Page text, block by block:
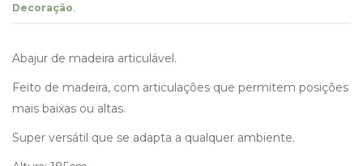
Decoração
Abajur de madeira articulável.
Feito de madeira, com articulações que permitem posições
mais baixas ou altas.
Super versátil que se adapta a qualquer ambiente.